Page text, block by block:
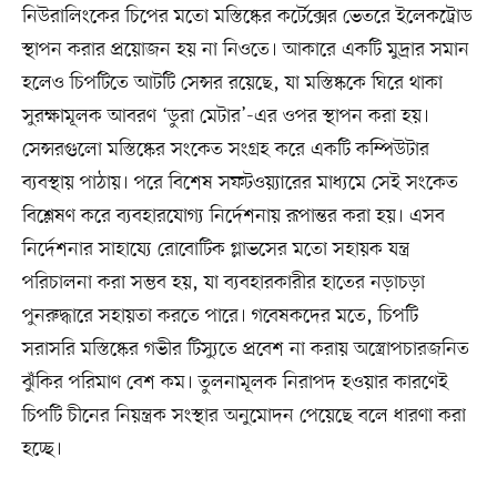
নিউরালিংকের চিপের মতো মস্তিষ্কের কর্টেক্সের ভেতরে ইলেকট্রোড
স্থাপন করার প্রয়োজন হয় না নিওতে। আকারে একটি মুদ্রার সমান
হলেও চিপটিতে আটটি সেন্সর রয়েছে, যা মস্তিষ্ককে ঘিরে থাকা
সুরক্ষামূলক আবরণ ‘ডুরা মেটার’-এর ওপর স্থাপন করা হয়।
সেন্সরগুলো মস্তিষ্কের সংকেত সংগ্রহ করে একটি কম্পিউটার
ব্যবস্থায় পাঠায়। পরে বিশেষ সফটওয়্যারের মাধ্যমে সেই সংকেত
বিশ্লেষণ করে ব্যবহারযোগ্য নির্দেশনায় রূপান্তর করা হয়। এসব
নির্দেশনার সাহায্যে রোবোটিক গ্লাভসের মতো সহায়ক যন্ত্র
পরিচালনা করা সম্ভব হয়, যা ব্যবহারকারীর হাতের নড়াচড়া
পুনরুদ্ধারে সহায়তা করতে পারে। গবেষকদের মতে, চিপটি
সরাসরি মস্তিষ্কের গভীর টিস্যুতে প্রবেশ না করায় অস্ত্রোপচারজনিত
ঝুঁকির পরিমাণ বেশ কম। তুলনামূলক নিরাপদ হওয়ার কারণেই
চিপটি চীনের নিয়ন্ত্রক সংস্থার অনুমোদন পেয়েছে বলে ধারণা করা
হচ্ছে।